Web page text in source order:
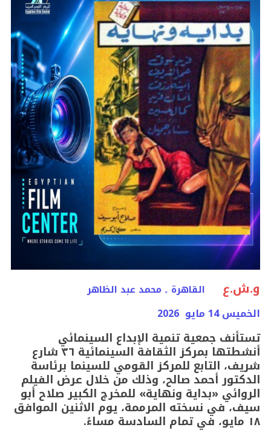
و.ش.ع القاهرة ۔ محمد عبد الظاهر
الخميس 14 مايو 2026
تستأنف جمعية تنمية الإبداع السينمائي
أنشطتها بمركز الثقافة السينمائية ٣٦ شارع
شريف، التابع للمركز القومي للسينما برئاسة
الدكتور أحمد صالح، وذلك من خلال عرض الفيلم
الروائي «بداية ونهاية» للمخرج الكبير صلاح أبو
سيف، في نسخته المرممة، يوم الاثنين الموافق
١٨ مايو، في تمام السادسة مساءً.